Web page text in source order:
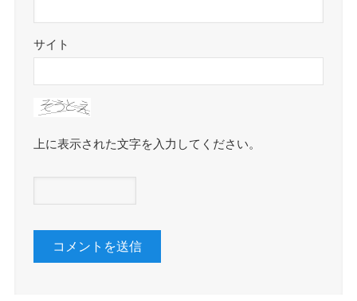
サイト
上に表示された文字を入力してください。